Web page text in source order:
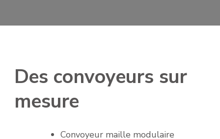
Des convoyeurs sur
mesure
Convoyeur maille modulaire